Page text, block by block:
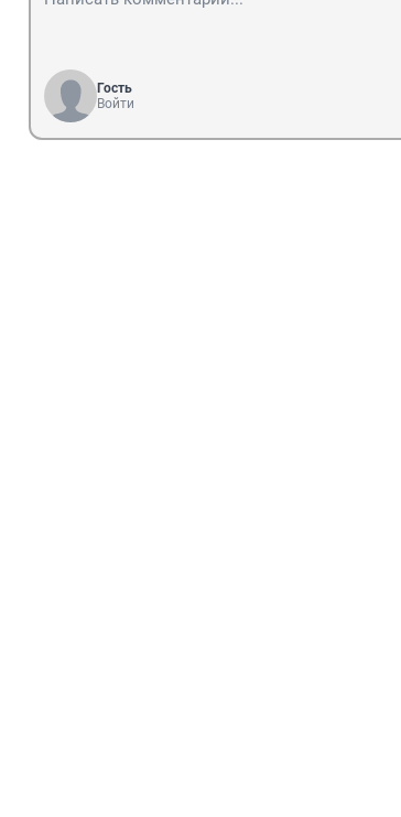
Гость
Войти